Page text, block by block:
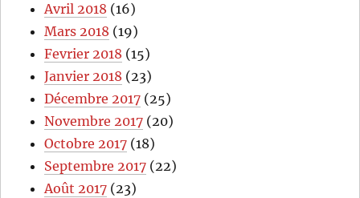
Avril 2018 (16)
Mars 2018 (19)
Fevrier 2018 (15)
Janvier 2018 (23)
Décembre 2017 (25)
Novembre 2017 (20)
Octobre 2017 (18)
Septembre 2017 (22)
Août 2017 (23)